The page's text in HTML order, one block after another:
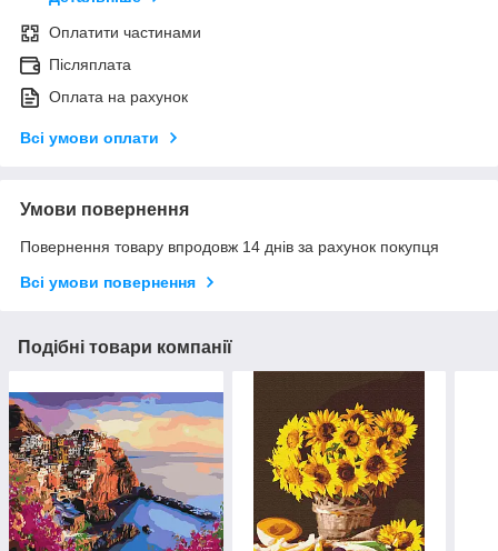
Оплатити частинами
Післяплата
Оплата на рахунок
Всі умови оплати
Умови повернення
Повернення товару впродовж 14 днів за рахунок покупця
Всі умови повернення
Подібні товари компанії